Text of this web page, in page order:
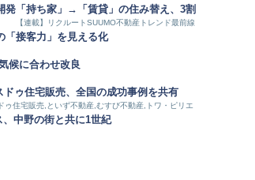
発 「持ち家」→「賃貸」の住み替え、3割
【連載】リクルートSUUMO不動産トレンド最前線
「接客力」を見える化
候に合わせ改良
ドゥ住宅販売、全国の成功事例を共有
ゥ住宅販売,といず不動産,むすび不動産,トワ・ピリエ
、中野の街と共に1世紀